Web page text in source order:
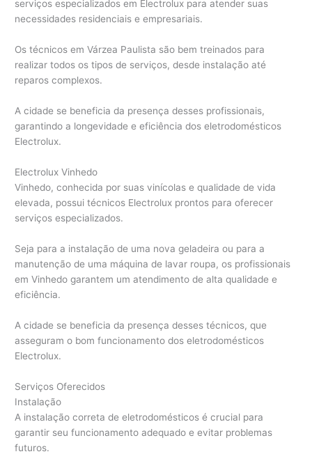
serviços especializados em Electrolux para atender suas
necessidades residenciais e empresariais.
Os técnicos em Várzea Paulista são bem treinados para
realizar todos os tipos de serviços, desde instalação até
reparos complexos.
A cidade se beneficia da presença desses profissionais,
garantindo a longevidade e eficiência dos eletrodomésticos
Electrolux.
Electrolux Vinhedo
Vinhedo, conhecida por suas vinícolas e qualidade de vida
elevada, possui técnicos Electrolux prontos para oferecer
serviços especializados.
Seja para a instalação de uma nova geladeira ou para a
manutenção de uma máquina de lavar roupa, os profissionais
em Vinhedo garantem um atendimento de alta qualidade e
eficiência.
A cidade se beneficia da presença desses técnicos, que
asseguram o bom funcionamento dos eletrodomésticos
Electrolux.
Serviços Oferecidos
Instalação
A instalação correta de eletrodomésticos é crucial para
garantir seu funcionamento adequado e evitar problemas
futuros.